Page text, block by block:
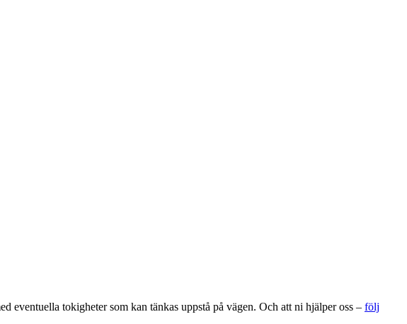
tokigheter som kan tänkas uppstå på vägen. Och att ni hjälper oss – följ